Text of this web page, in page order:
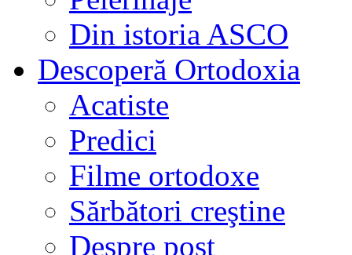
Din istoria ASCO
Descoperă Ortodoxia
Acatiste
Predici
Filme ortodoxe
Sărbători creştine
Despre post